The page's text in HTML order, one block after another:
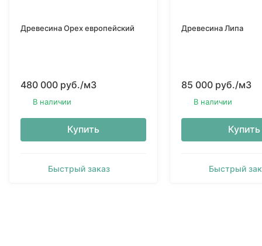
Древесина Орех европейский
480 000 руб./м3
В наличии
Купить
Быстрый заказ
Древесина Липа
85 000 руб./м3
В наличии
Купить
Быстрый